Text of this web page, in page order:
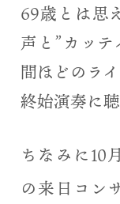
69歳とは思
声と”カッ
間ほどのラ
終始演奏に
ちなみに10
の来日コン